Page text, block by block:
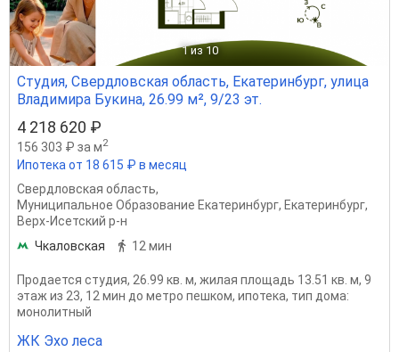
1 из 10
Студия, Свердловская область, Екатеринбург, улица
Владимира Букина, 26.99 м², 9/23 эт.
4 218 620 ₽
156 303 ₽ за м2
Ипотека от 18 615 ₽ в месяц
Свердловская область,
Муниципальное Образование Екатеринбург, Екатеринбург,
Верх-Исетский р-н
Чкаловская
12 мин
Продается студия, 26.99 кв. м, жилая площадь 13.51 кв. м, 9
этаж из 23, 12 мин до метро пешком, ипотека, тип дома:
монолитный
ЖК Эхо леса